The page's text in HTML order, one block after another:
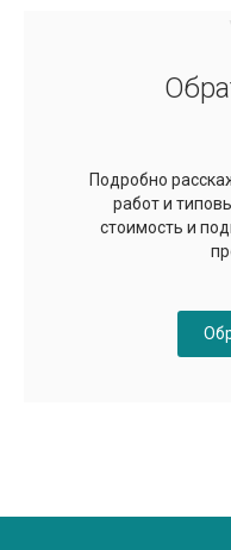
Подробно
работ и
стоимость и